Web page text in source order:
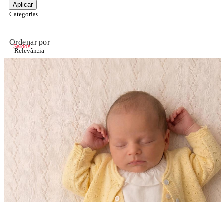
Aplicar
Categorias
Ordenar por
Relevância
Relevância
Preço Crescente
Preço Decrescente
Nome do Produto A - Z
Nome do Produto Z - A
Filtrar & Ordenar
Saldos